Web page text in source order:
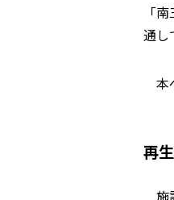
「
通し
本
再